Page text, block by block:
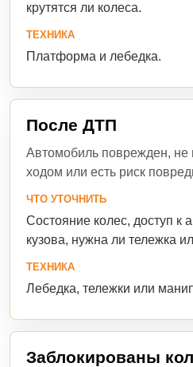
крутятся ли колеса.
ТЕХНИКА
Платформа и лебедка.
После ДТП
Автомобиль поврежден, не
ходом или есть риск
ЧТО УТОЧНИТЬ
Состояние колес, доступ к
кузова, нужна ли тележка
ТЕХНИКА
Лебедка, тележки или
Заблокированы